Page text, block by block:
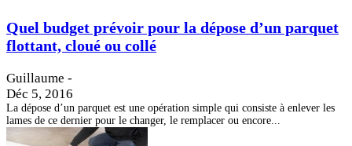
Quel budget prévoir pour la dépose d’un parquet
flottant, cloué ou collé
Guillaume -
Déc 5, 2016
La dépose d’un parquet est une opération simple qui consiste à enlever les
lames de ce dernier pour le changer, le remplacer ou encore...